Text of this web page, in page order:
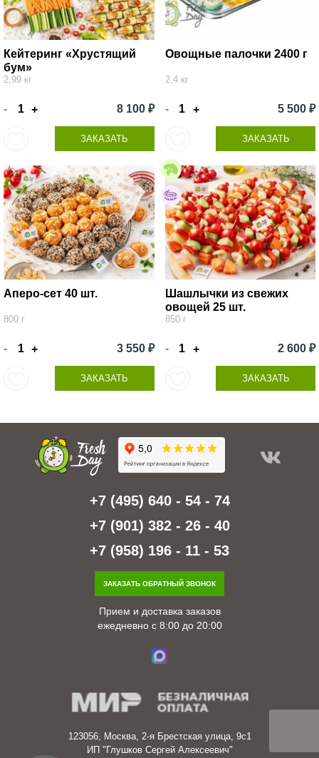
Кейтеринг «Хрустящий
бум»
2,99 кг
- + 8 100 ₽
ЗАКАЗАТЬ
Овощные палочки 2400 г
2,4 кг
- + 5 500 ₽
ЗАКАЗАТЬ
Аперо-сет 40 шт.
800 г
- + 3 550 ₽
ЗАКАЗАТЬ
Шашлычки из свежих
овощей 25 шт.
850 г
- + 2 600 ₽
ЗАКАЗАТЬ
+7 (495) 640 - 54 - 74
+7 (901) 382 - 26 - 40
+7 (958) 196 - 11 - 53
ЗАКАЗАТЬ ОБРАТНЫЙ ЗВОНОК
Прием и доставка заказов
ежедневно с 8:00 до 20:00
123056, Москва, 2-я Брестская улица, 9с1
ИП "Глушков Сергей Алексеевич"